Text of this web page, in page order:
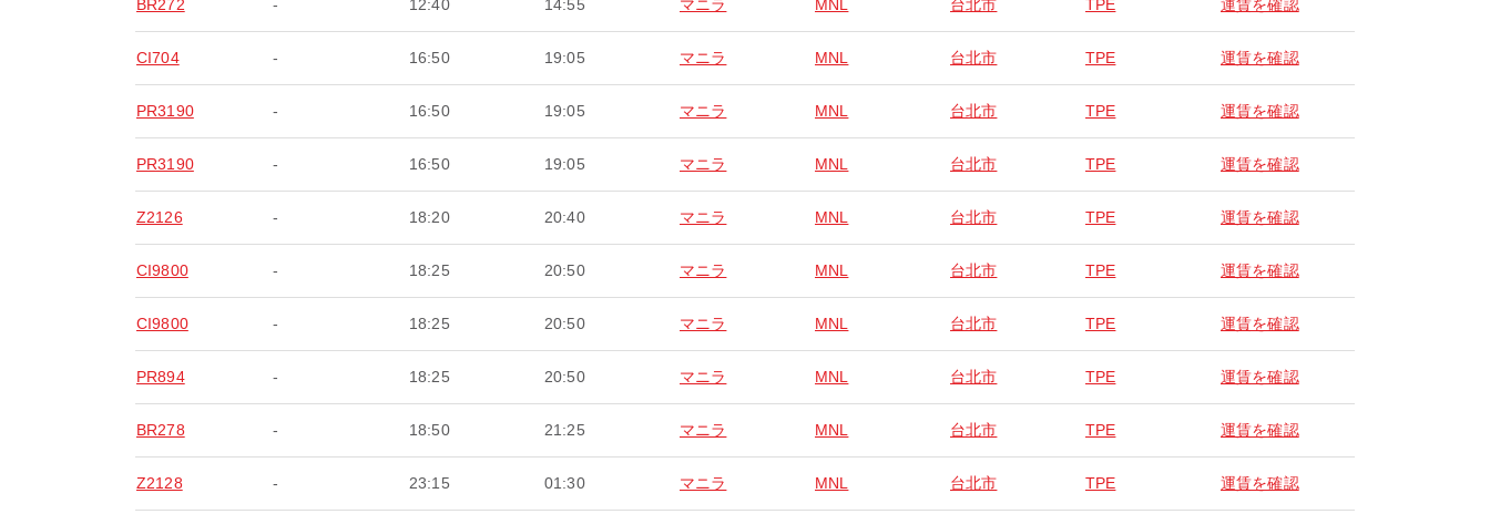
BR272 - 12:40 14:55 マニラ MNL 台北市 TPE 運賃を確認
CI704 - 16:50 19:05 マニラ MNL 台北市 TPE 運賃を確認
PR3190 - 16:50 19:05 マニラ MNL 台北市 TPE 運賃を確認
PR3190 - 16:50 19:05 マニラ MNL 台北市 TPE 運賃を確認
Z2126 - 18:20 20:40 マニラ MNL 台北市 TPE 運賃を確認
CI9800 - 18:25 20:50 マニラ MNL 台北市 TPE 運賃を確認
CI9800 - 18:25 20:50 マニラ MNL 台北市 TPE 運賃を確認
PR894 - 18:25 20:50 マニラ MNL 台北市 TPE 運賃を確認
BR278 - 18:50 21:25 マニラ MNL 台北市 TPE 運賃を確認
Z2128 - 23:15 01:30 マニラ MNL 台北市 TPE 運賃を確認